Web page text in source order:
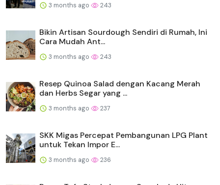
3 months ago 243
Bikin Artisan Sourdough Sendiri di Rumah, Ini
Cara Mudah Ant...
3 months ago 243
Resep Quinoa Salad dengan Kacang Merah
dan Herbs Segar yang ...
3 months ago 237
SKK Migas Percepat Pembangunan LPG Plant
untuk Tekan Impor E...
3 months ago 236